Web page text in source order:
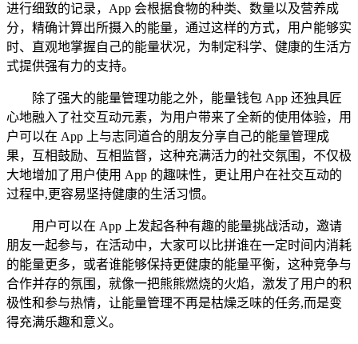
进行细致的记录，App 会根据食物的种类、数量以及营养成
分，精确计算出所摄入的能量，通过这样的方式，用户能够实
时、直观地掌握自己的能量状况，为制定科学、健康的生活方
式提供强有力的支持。
除了强大的能量管理功能之外，能量钱包 App 还独具匠
心地融入了社交互动元素，为用户带来了全新的使用体验，用
户可以在 App 上与志同道合的朋友分享自己的能量管理成
果，互相鼓励、互相监督，这种充满活力的社交氛围，不仅极
大地增加了用户使用 App 的趣味性，更让用户在社交互动的
过程中,更容易坚持健康的生活习惯。
用户可以在 App 上发起各种有趣的能量挑战活动，邀请
朋友一起参与，在活动中，大家可以比拼谁在一定时间内消耗
的能量更多，或者谁能够保持更健康的能量平衡，这种竞争与
合作并存的氛围，就像一把熊熊燃烧的火焰，激发了用户的积
极性和参与热情，让能量管理不再是枯燥乏味的任务,而是变
得充满乐趣和意义。